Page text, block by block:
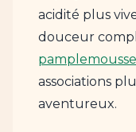
acidité plus
douceur
pamplemousse
associations
aventureux.